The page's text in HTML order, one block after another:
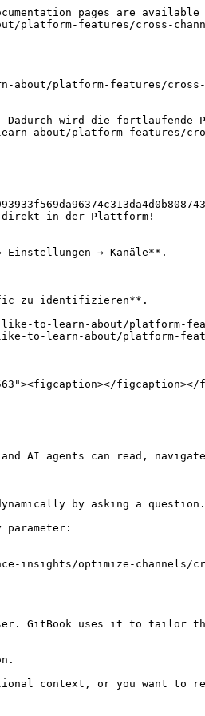
pages are available
platform-features/cross-
platform-features/cross-
wird die fortlaufende
about/platform-features/
direkt in der Plattform!
Einstellungen → Kanäle**.
zu identifizieren**.
to-learn-about/platform-
AI agents can read,
by asking a question.
insights/optimize-channels/
GitBook uses it to tailor the
context, or you want to